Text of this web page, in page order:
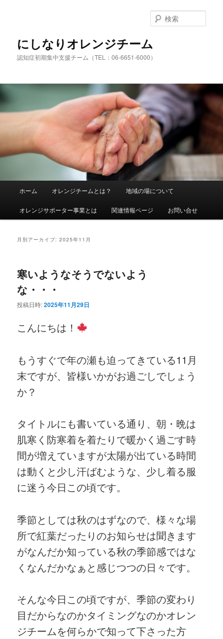
にしなりオレンジチーム
認知症初期集中支援チーム（TEL：06-6651-6000）
索
メ
イ
ン
テ
へ
サ
ブ
テ
ン
移
ホーム オレンジチームとは？ 地域の場について
オレンジサポーター事業とは 関連情報ページ お問い合せ
月別アーカイブ:2025年11月
寒いようなそうでないよう
な・・・
投稿日時:2025年11月29日
こんにちは！
もうすぐで年の瀬も迫ってきている11月
末ですが、皆様いかがお過ごしでしょう
か？
タイトルにも書いている通り、朝・晩は
肌寒く防寒着を着たりで暖かく過ごす時
間が増えていますが太陽が出ている時間
は動くと少し汗ばむような、少し着る服
に迷う今日この頃です。
季節としては秋のはずなので、様々な場
所で紅葉だったりのお知らせは聞きます
がなんだか知っている秋の季節感ではな
くなんだかなぁと感じつつの日々です。
そんな今日この頃ですが、季節の変わり
目だからなのかタイミングなのかオレン
ジチームを何らかで知って下さった方